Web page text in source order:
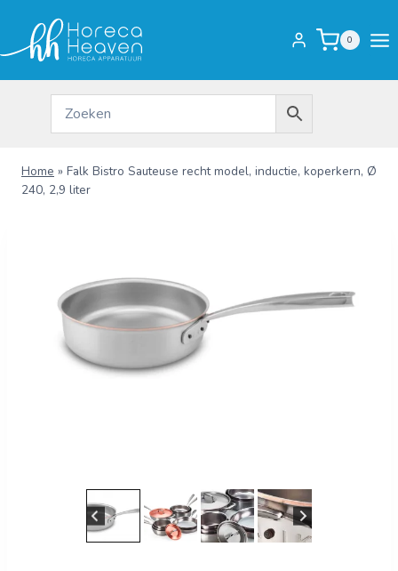
inhoud
0
Home » Falk Bistro Sauteuse recht model, inductie, koperkern, Ø
240, 2,9 liter